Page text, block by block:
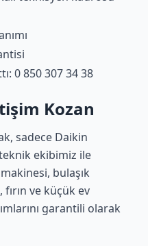
0 850 307 34 38
Kozan
sadece Daikin
ekibimiz ile
bulaşık
ve küçük ev
garantili olarak